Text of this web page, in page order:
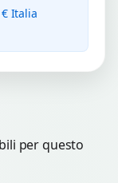
Italia
per questo